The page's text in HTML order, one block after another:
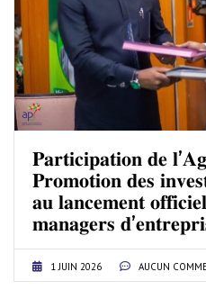
𝐏𝐚𝐫𝐭𝐢𝐜𝐢𝐩𝐚𝐭𝐢𝐨𝐧 𝐝𝐞
𝐏𝐫𝐨𝐦𝐨𝐭𝐢𝐨𝐧 𝐝𝐞𝐬
𝐚𝐮 𝐥𝐚𝐧𝐜𝐞𝐦𝐞𝐧𝐭
𝐦𝐚𝐧𝐚𝐠𝐞𝐫𝐬
1 JUIN 2026 AUCUN